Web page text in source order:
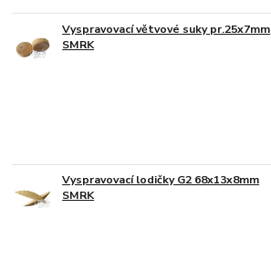
Vyspravovací větvové suky pr.25x7mm
SMRK
Vyspravovací lodičky G2 68x13x8mm
SMRK